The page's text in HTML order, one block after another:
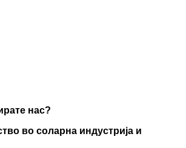
нас?
во соларна индустрија и